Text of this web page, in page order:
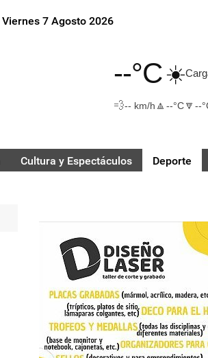
Viernes 7 Agosto 2026
--°C☀️
💨-- km/h 🔼 --°C🔽 --
Cultura y Espectáculos Deporte